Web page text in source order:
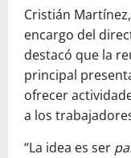
Cristián
encargo del
destacó que la
principal
ofrecer
a los
“La idea es ser